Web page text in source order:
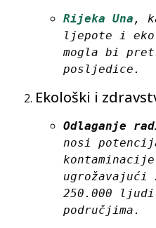
Rijeka Una ,
ljepote i
mogla bi
posljedice.
Ekološki i
Odlaganje
nosi
250.000
područjima.